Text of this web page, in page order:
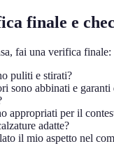
finale e
fai una verifica finale:
puliti e stirati?
sono abbinati e
appropriati per il
adatte?
il mio aspetto nel